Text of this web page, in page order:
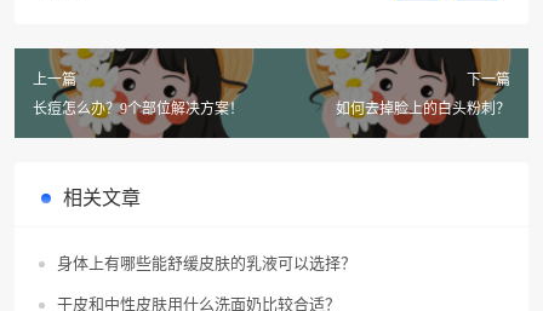
上一篇
长痘怎么办？9个部位解决方案！
下一篇
如何去掉脸上的白头粉刺？
相关文章
身体上有哪些能舒缓皮肤的乳液可以选择？
干皮和中性皮肤用什么洗面奶比较合适？